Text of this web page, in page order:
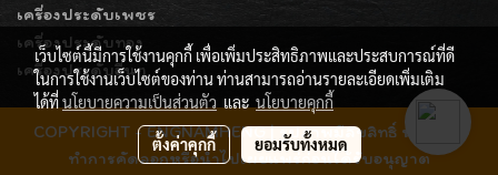
เครื่องประดับเพชร
เครื่องประดับทอง
เครื่องประดับอื่นๆ
COPYRIGHT - ENGNAMHENG | รูปภาพมีลิขสิทธิ์ ห้ามมิให้
ทำการคัดลอกหรือนำไปเผยแพร่ก่อนได้รับอนุญาต
เว็บไซต์นี้มีการใช้งานคุกกี้ เพื่อเพิ่มประสิทธิภาพและประสบการณ์ที่ดี
ในการใช้งานเว็บไซต์ของท่าน ท่านสามารถอ่านรายละเอียดเพิ่มเติม
ได้ที่นโยบายความเป็นส่วนตัว และ นโยบายคุกกี้
ตั้งค่าคุกกี้ ยอมรับทั้งหมด